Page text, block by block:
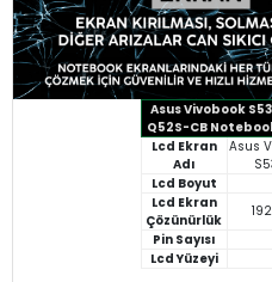
Asus Vivobook
Q52S-CB
Lcd Ekran
Adı
Asus
Lcd Boyut
Lcd Ekran
Çözünürlük
Pin Sayısı
Lcd Yüzeyi